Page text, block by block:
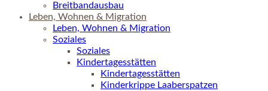
Breitbandausbau
Leben, Wohnen & Migration
Leben, Wohnen & Migration
Soziales
Soziales
Kindertagesstätten
Kindertagesstätten
Kinderkrippe Laaberspatzen